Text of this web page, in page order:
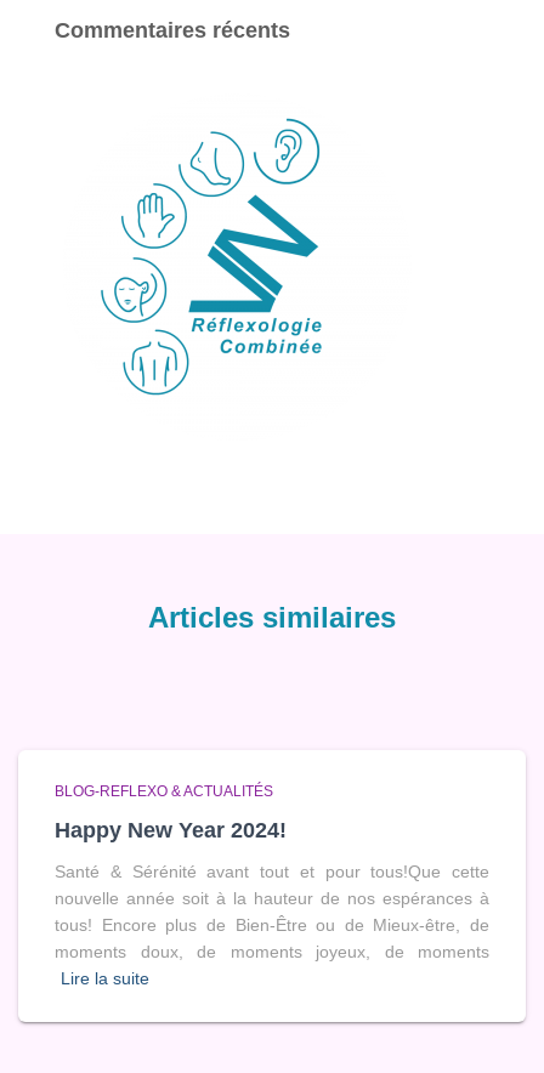
Commentaires récents
Articles similaires
BLOG-REFLEXO & ACTUALITÉS
Happy New Year 2024!
Santé & Sérénité avant tout et pour tous!Que cette
nouvelle année soit à la hauteur de nos espérances à
tous! Encore plus de Bien-Être ou de Mieux-être, de
moments doux, de moments joyeux, de moments
Lire la suite